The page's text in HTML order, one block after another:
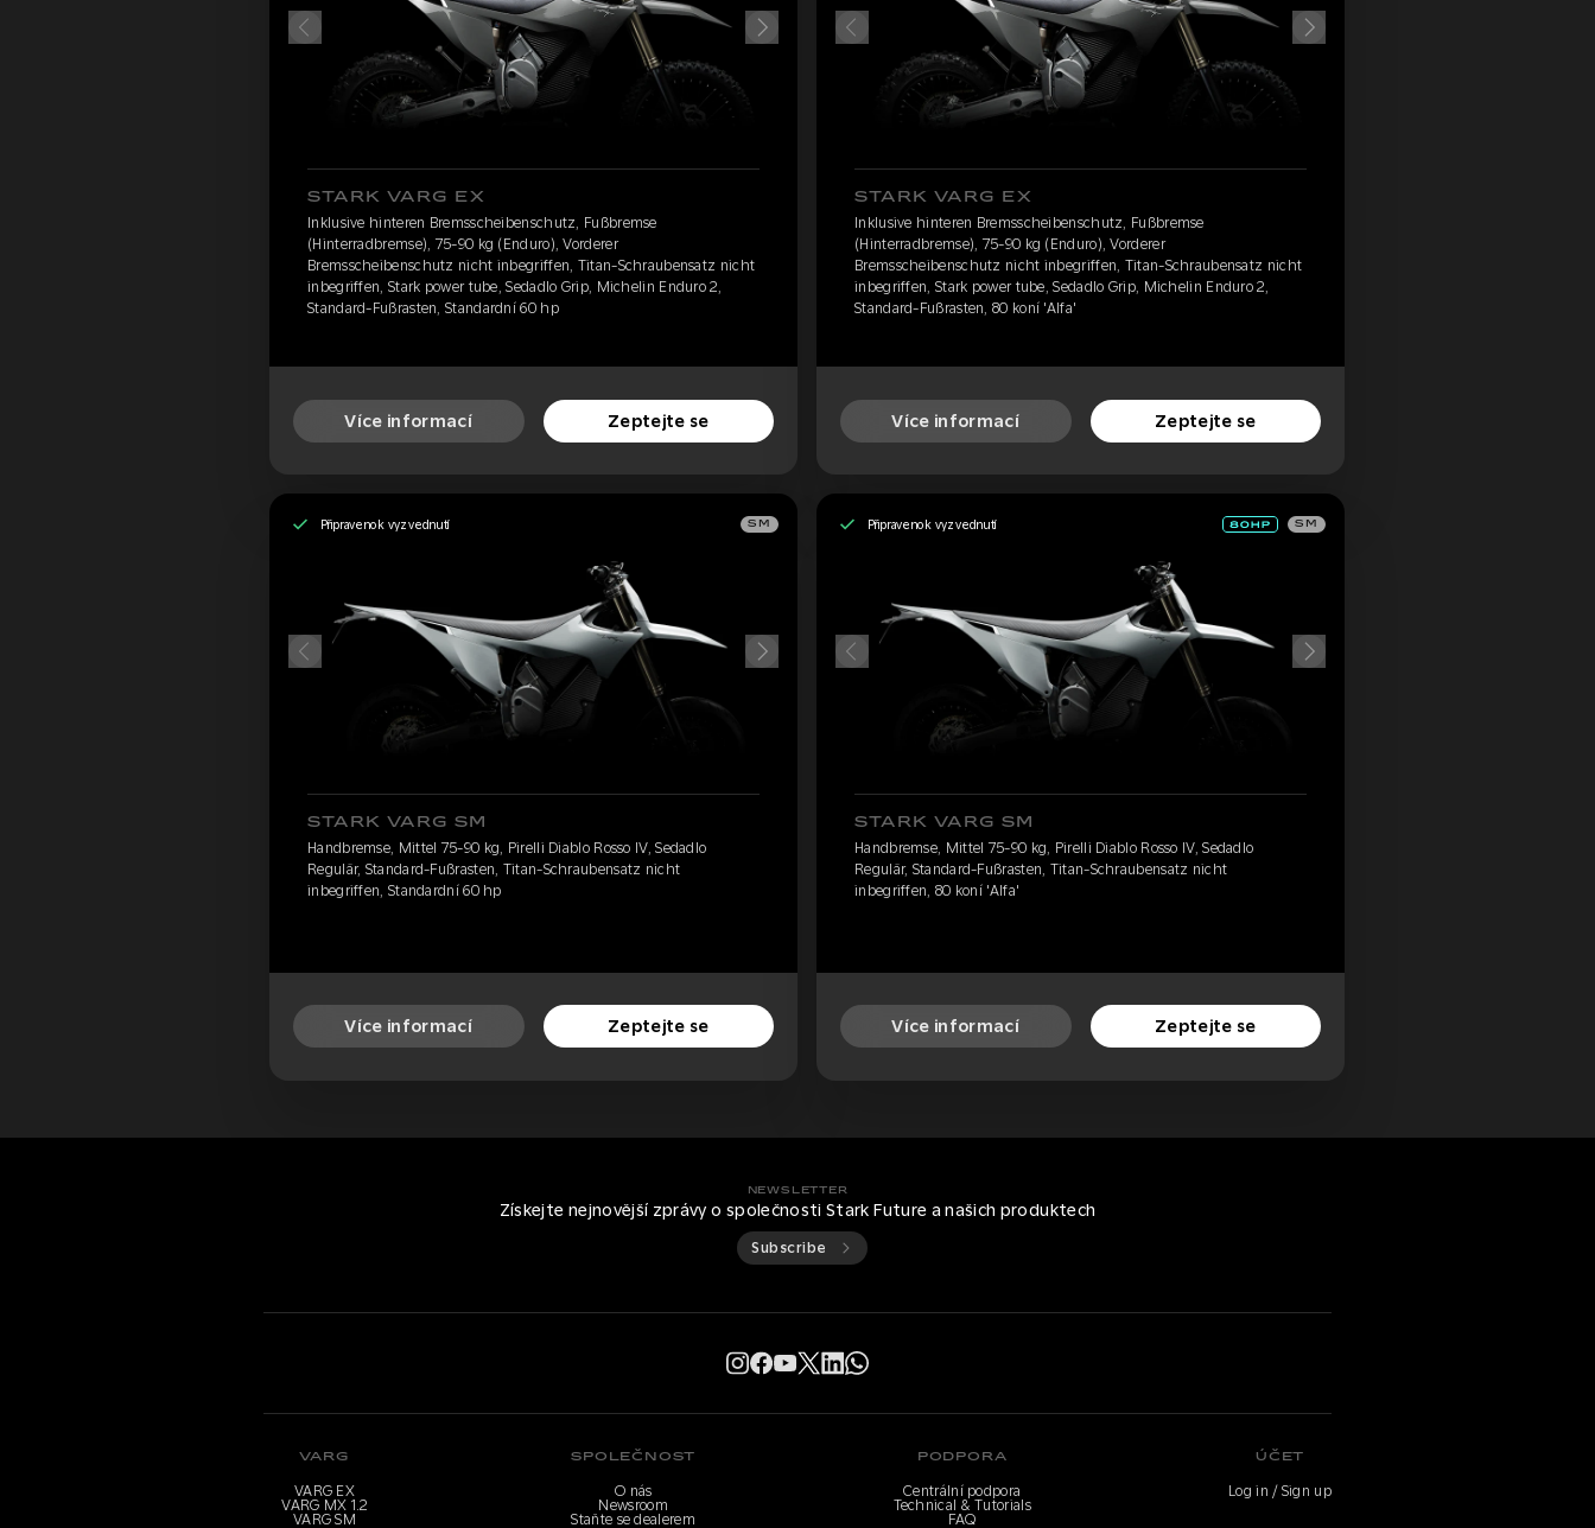
STARK VARG EX
Inklusive hinteren Bremsscheibenschutz, Fußbremse
(Hinterradbremse), 75-90 kg (Enduro), Vorderer
Bremsscheibenschutz nicht inbegriffen, Titan-Schraubensatz nicht
inbegriffen, Stark power tube, Sedadlo Grip, Michelin Enduro 2,
Standard-Fußrasten, Standardní 60 hp
Více informací Zeptejte se
STARK VARG EX
Inklusive hinteren Bremsscheibenschutz, Fußbremse
(Hinterradbremse), 75-90 kg (Enduro), Vorderer
Bremsscheibenschutz nicht inbegriffen, Titan-Schraubensatz nicht
inbegriffen, Stark power tube, Sedadlo Grip, Michelin Enduro 2,
Standard-Fußrasten, 80 koní 'Alfa'
Více informací Zeptejte se
Připraveno k vyzvednutí SM
STARK VARG SM
Handbremse, Mittel 75-90 kg, Pirelli Diablo Rosso IV, Sedadlo
Regulär, Standard-Fußrasten, Titan-Schraubensatz nicht
inbegriffen, Standardní 60 hp
Více informací Zeptejte se
Připraveno k vyzvednutí SM
STARK VARG SM
Handbremse, Mittel 75-90 kg, Pirelli Diablo Rosso IV, Sedadlo
Regulär, Standard-Fußrasten, Titan-Schraubensatz nicht
inbegriffen, 80 koní 'Alfa'
Více informací Zeptejte se
NEWSLETTER
Získejte nejnovější zprávy o společnosti Stark Future a našich produktech
Subscribe
VARG
VARG EX
VARG MX 1.2
VARG SM
SPOLEČNOST
O nás
Newsroom
Staňte se dealerem
PODPORA
Centrální podpora
Technical & Tutorials
FAQ
ÚČET
Log in / Sign up